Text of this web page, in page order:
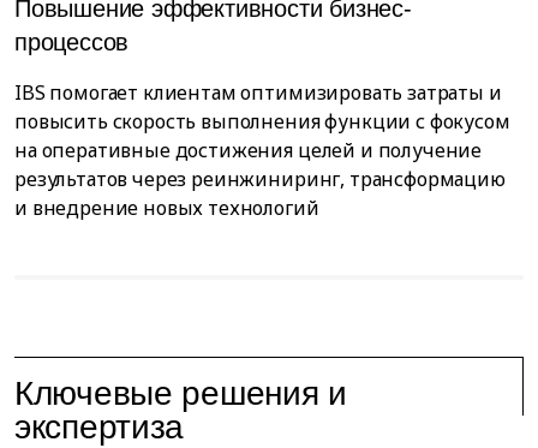
Повышение эффективности бизнес-
процессов
IBS помогает клиентам оптимизировать затраты и
повысить скорость выполнения функции с фокусом
на оперативные достижения целей и получение
результатов через реинжиниринг, трансформацию
и внедрение новых технологий
Ключевые решения и
экспертиза